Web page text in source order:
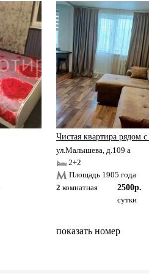
Чистая квартира рядом
ул.Малышева, д.109 а
2+2
Площадь 1905 года
2 комнатная
2500р.
сутки
показать номер